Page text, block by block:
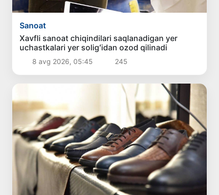
Sanoat
Xavfli sanoat chiqindilari saqlanadigan yer
uchastkalari yer soligʻidan ozod qilinadi
8 avg 2026, 05:45 245